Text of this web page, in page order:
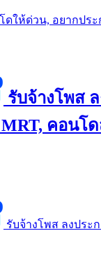
ให้ด่วน, อยากปร
รับจ้างโพส
คอน
รับจ้างโพส ลงประ